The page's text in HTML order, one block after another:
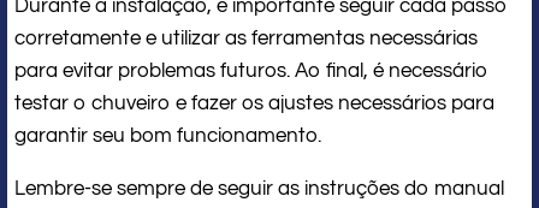
Durante a instalação, é importante seguir cada passo
corretamente e utilizar as ferramentas necessárias
para evitar problemas futuros. Ao final, é necessário
testar o chuveiro e fazer os ajustes necessários para
garantir seu bom funcionamento.
Lembre-se sempre de seguir as instruções do manual